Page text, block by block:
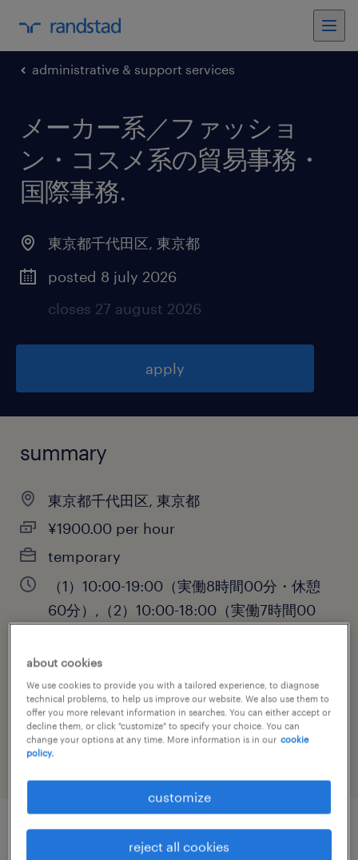
administrative & support services
メーカー系／ファッショ
ン・コスメ系の貿易事務・
国際事務.
東京都千代田区, 東京都
posted 8 july 2026
closes 27 august 2026
apply
summary
東京都千代田区, 東京都
¥1900.00 per hour
temporary
（1）10:00-19:00（実働8時間00分・休憩
60分）,（2）10:00-18:00（実働7時間00
job category
administrative & support services
about cookies
We use cookies to provide you with a tailored experience, to diagnose
technical problems, to help us improve our website. We also use them to
offer you more relevant information in searches. You can either accept or
decline them, or click "customize" to specify your choice. You can
change your options at any time. More information is in our cookie
policy.
customize
reject all cookies